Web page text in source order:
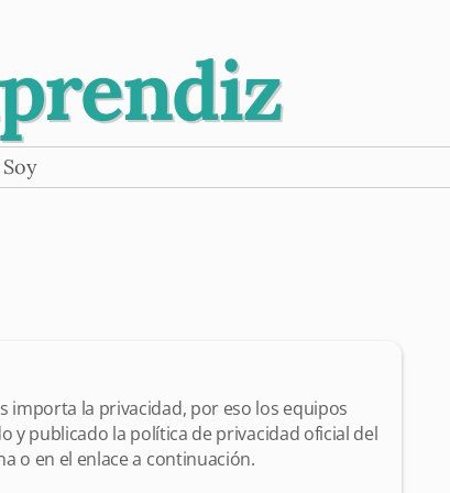
importa la privacidad, por eso los equipos
y publicado la política de privacidad oficial del
o en el enlace a continuación.